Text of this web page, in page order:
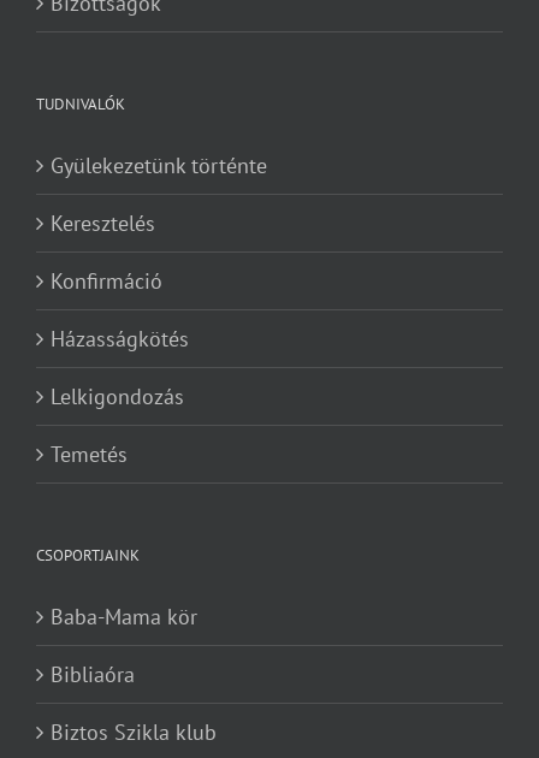
TUDNIVALÓK
Gyülekezetünk történte
Keresztelés
Konfirmáció
Házasságkötés
Lelkigondozás
Temetés
CSOPORTJAINK
Baba-Mama kör
Bibliaóra
Biztos Szikla klub